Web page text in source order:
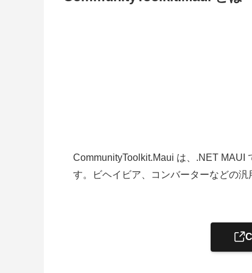
CommunityToolkit.Maui は、.NET MAUI
す。
ビヘイビア、コンバーターなどの汎